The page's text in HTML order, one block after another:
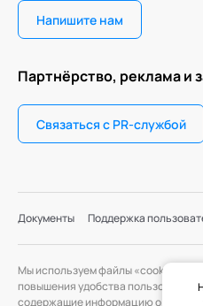
Напишите нам
Партнёрство, реклама и
Связаться с PR-службой
Документы Поддержка
Мы используем файлы «cookie» с
повышения удобства пользования
содержащие информацию о